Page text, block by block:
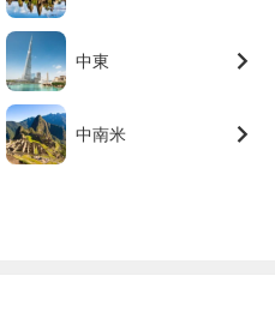
中東
中南米